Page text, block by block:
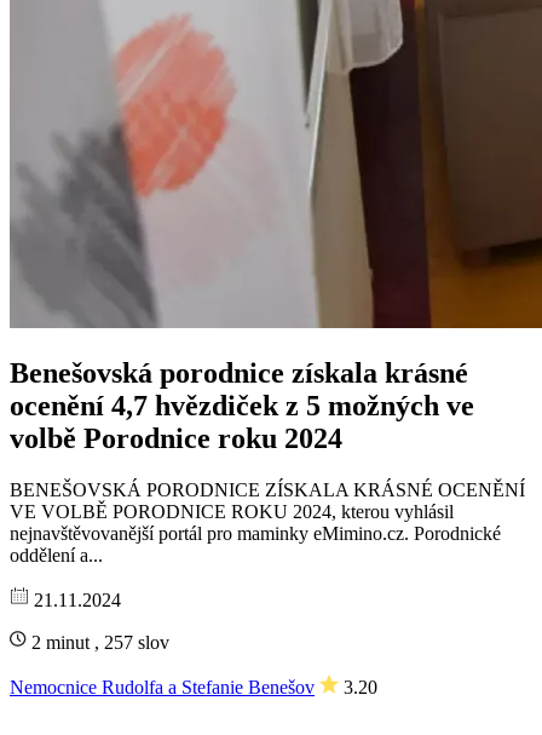
Benešovská porodnice získala krásné
ocenění 4,7 hvězdiček z 5 možných ve
volbě Porodnice roku 2024
BENEŠOVSKÁ PORODNICE ZÍSKALA KRÁSNÉ OCENĚNÍ
VE VOLBĚ PORODNICE ROKU 2024, kterou vyhlásil
nejnavštěvovanější portál pro maminky eMimino.cz. Porodnické
oddělení a...
21.11.2024
2 minut , 257 slov
Nemocnice Rudolfa a Stefanie Benešov 3.20